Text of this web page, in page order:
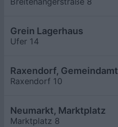
Grein Lagerhaus
Ufer 14
Raxendorf, Gemeindamt
Raxendorf 10
Neumarkt, Marktplatz
Marktplatz 8